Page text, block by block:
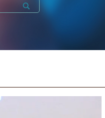
Submit